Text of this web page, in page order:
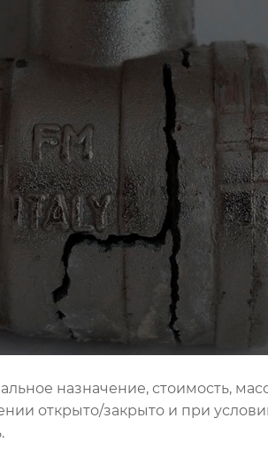
назначение, стоимость,
открыто/закрыто и при